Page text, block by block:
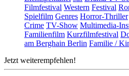
Filmfestival Western Festival
Spielfilm Genres Horror-Thriller
Crime TV-Show Multimedia-
Familienfilm Kurzfilmfestival
am Berghain Berlin Familie /
Jetzt weiterempfehlen!